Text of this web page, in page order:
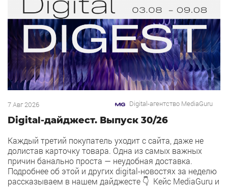
7 Авг 2026 Digital-агентство MediaGuru
Digital-дайджест. Выпуск 30/26
Каждый третий покупатель уходит с сайта, даже не
долистав карточку товара. Одна из самых важных
причин банально проста — неудобная доставка.
Подробнее об этой и других digital-новостях за неделю
рассказываем в нашем дайджесте 👇 Кейс MediaGuru и